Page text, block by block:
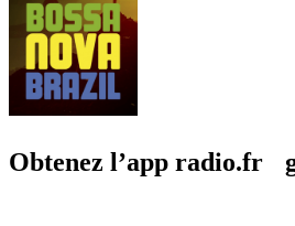
Obtenez l’app radio.fr